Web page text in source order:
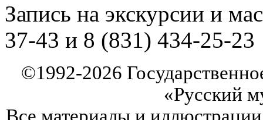
Запись на экскурсии и
37-43 и 8 (831) 434-25-23
©1992-2026
«Русский